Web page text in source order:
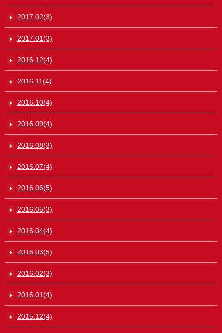
2017.02(3)
2017.01(3)
2016.12(4)
2016.11(4)
2016.10(4)
2016.09(4)
2016.08(3)
2016.07(4)
2016.06(5)
2016.05(3)
2016.04(4)
2016.03(5)
2016.02(3)
2016.01(4)
2015.12(4)